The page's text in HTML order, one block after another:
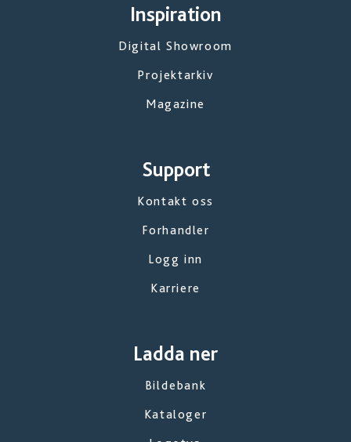
Inspiration
Digital Showroom
Projektarkiv
Magazine
Support
Kontakt oss
Forhandler
Logg inn
Karriere
Ladda ner
Bildebank
Kataloger